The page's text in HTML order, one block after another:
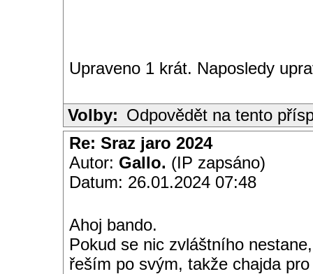
Upraveno 1 krát. Naposledy
Volby: Odpovědět na tento
Re: Sraz jaro 2024
Autor: Gallo. (IP zapsáno)
Datum: 26.01.2024 07:48
Ahoj bando.
Pokud se nic zvláštního
řeším po svým, takže chajda